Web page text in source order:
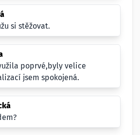
si stěžovat.
poprvé,byly velice
jsem spokojená.